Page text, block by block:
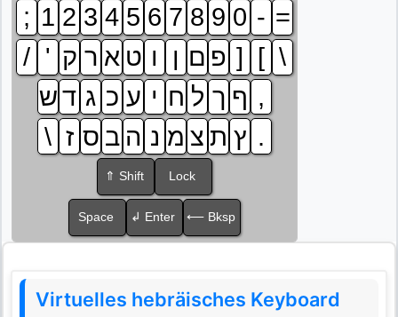
; 1 2 3 4 5 6 7 8 9 0 - =
/ ' ק ר א ט ו ן ם פ ] [ \
שד ג כ ע י ח ל ך ף ,
\ ז ס ב ה נ מ צ ת ץ .
⇑ Shift Lock
Space ↲ Enter ⟵ Bksp
Virtuelles hebräisches Keyboard